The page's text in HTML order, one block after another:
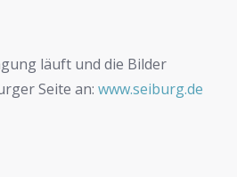
läuft und die Bilder
Seite an: www.seiburg.de